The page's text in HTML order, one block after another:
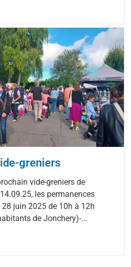
greniers
vide-greniers de
les permanences
juin 2025 de 10h à 12h
de Jonchery)-...